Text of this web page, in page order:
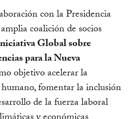
con la Presidencia
coalición de socios
Global sobre
para la Nueva
objetivo acelerar la
fomentar la inclusión
de la fuerza laboral